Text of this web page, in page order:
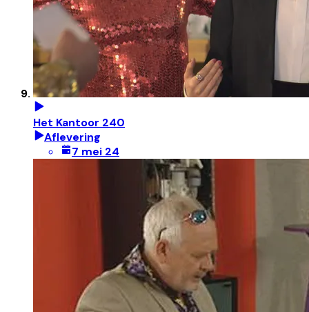
Het Kantoor 240
Aflevering
7 mei 24